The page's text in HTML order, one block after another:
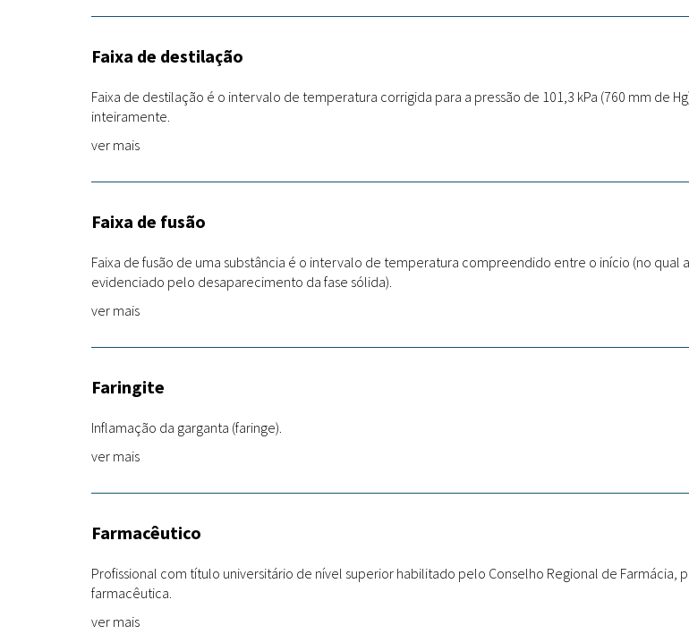
Faixa de destilação
Faixa de destilação é o intervalo de temperatura corrigida para a pressão de 101,3 kPa (760 mm de
inteiramente.
ver mais
Faixa de fusão
Faixa de fusão de uma substância é o intervalo de temperatura compreendido entre o início (no qual
evidenciado pelo desaparecimento da fase sólida).
ver mais
Faringite
Inflamação da garganta (faringe).
ver mais
Farmacêutico
Profissional com título universitário de nível superior habilitado pelo Conselho Regional de Farmácia,
farmacêutica.
ver mais